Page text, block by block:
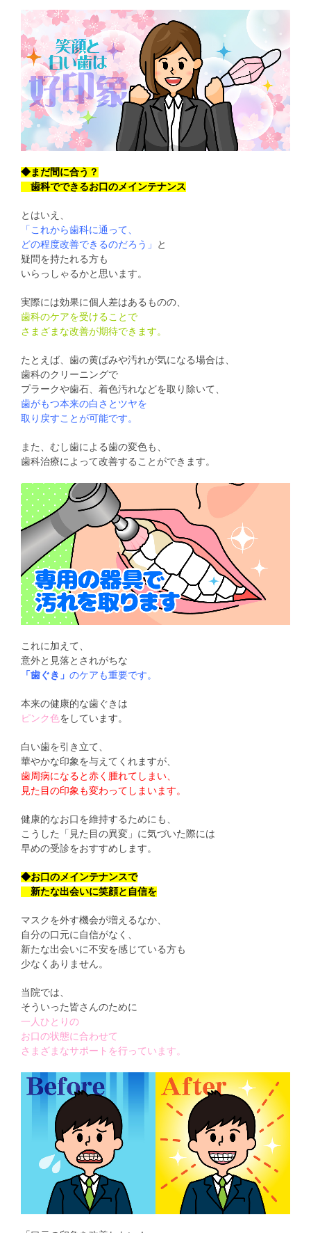
◆まだ間に合う？
歯科でできるお口のメインテナンス
とはいえ、
「これから歯科に通って、
どの程度改善できるのだろう」
と
疑問を持たれる方も
いらっしゃるかと思います。
実際には効果に個人差はあるものの、
歯科のケアを受けることで
さまざまな改善が期待できます。
たとえば、歯の黄ばみや汚れが気になる場合は、
歯科のクリーニングで
プラークや歯石、着色汚れなどを取り除いて、
歯がもつ本来の白さとツヤを
取り戻すことが可能です。
また、むし歯による歯の変色も、
歯科治療によって改善することができます。
これに加えて、
意外と見落とされがちな
「歯ぐき」 のケアも重要です。
本来の健康的な歯ぐきは
ピンク色をしています。
白い歯を引き立て、
華やかな印象を与えてくれますが、
歯周病になると赤く腫れてしまい、
見た目の印象も変わってしまいます。
健康的なお口を維持するためにも、
こうした「見た目の異変」に気づいた際には
早めの受診をおすすめします。
◆お口のメインテナンスで
新たな出会いに笑顔と自信を
マスクを外す機会が増えるなか、
自分の口元に自信がなく、
新たな出会いに不安を感じている方も
少なくありません。
当院では、
そういった皆さんのために
一人ひとりの
お口の状態に合わせて
さまざまなサポートを行っています。